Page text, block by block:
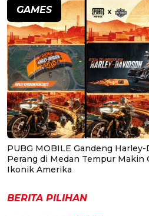
GAMES
PUBG MOBILE Gandeng
Perang di Medan Tempur Makin
Ikonik Amerika
BERITA PILIHAN